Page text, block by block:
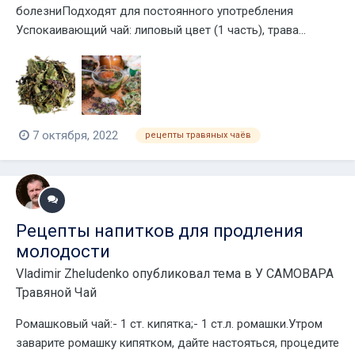
болезниПодходят для постоянного употребления ⠀
Успокаивающий чай: липовый цвет (1 часть), трава...
7 октября, 2022 рецепты травяных чаёв
Рецепты напитков для продления
молодости
Vladimir Zheludenko опубликовал тема в У САМОВАРА
Травяной Чай
Ромашковый чай:- 1 ст. кипятка;- 1 ст.л. ромашки.Утром
заварите ромашку кипятком, дайте настояться, процедите